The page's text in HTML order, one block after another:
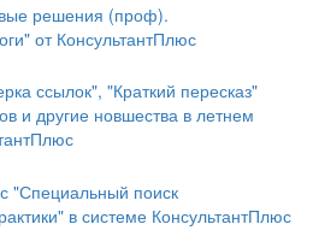
решения (проф).
от КонсультантПлюс
ссылок", "Краткий пересказ"
и другие новшества в летнем
"Специальный поиск
в системе КонсультантПлюс